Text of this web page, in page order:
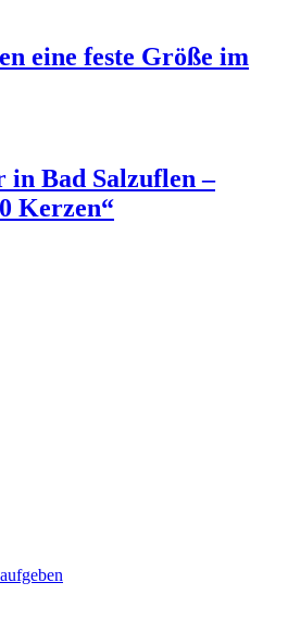
eine feste Größe im
in Bad Salzuflen –
Kerzen“